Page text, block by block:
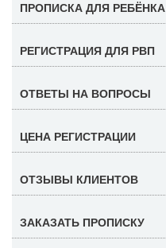
ПРОПИСКА ДЛЯ РЕБЁНКА
РЕГИСТРАЦИЯ ДЛЯ РВП
ОТВЕТЫ НА ВОПРОСЫ
ЦЕНА РЕГИСТРАЦИИ
ОТЗЫВЫ КЛИЕНТОВ
ЗАКАЗАТЬ ПРОПИСКУ